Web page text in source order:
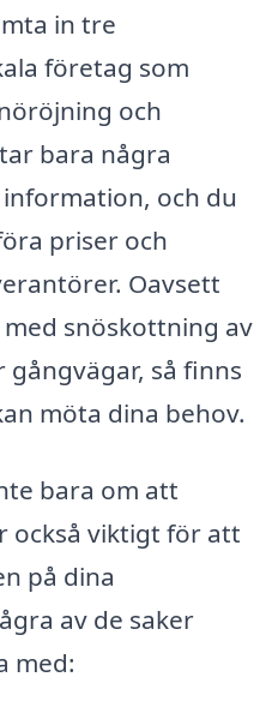
in tre
företag som
och
bara några
och du
priser och
Oavsett
snöskottning av
så finns
möta dina behov.
bara om att
också viktigt för att
på dina
av de saker
med: